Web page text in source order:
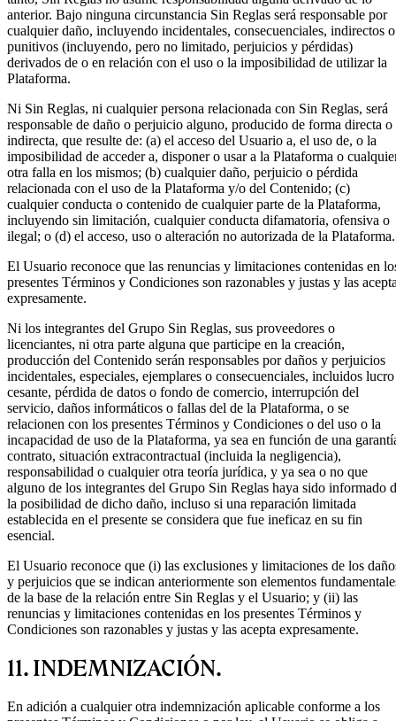
anterior. Bajo ninguna circunstancia Sin Reglas será responsable por
cualquier daño, incluyendo incidentales, consecuenciales, indirectos o
punitivos (incluyendo, pero no limitado, perjuicios y pérdidas)
derivados de o en relación con el uso o la imposibilidad de utilizar la
Plataforma.
Ni Sin Reglas, ni cualquier persona relacionada con Sin Reglas, será
responsable de daño o perjuicio alguno, producido de forma directa o
indirecta, que resulte de: (a) el acceso del Usuario a, el uso de, o la
imposibilidad de acceder a, disponer o usar a la Plataforma o
otra falla en los mismos; (b) cualquier daño, perjuicio o pérdida
relacionada con el uso de la Plataforma y/o del Contenido; (c)
cualquier conducta o contenido de cualquier parte de la Plataforma,
incluyendo sin limitación, cualquier conducta difamatoria, ofensiva o
ilegal; o (d) el acceso, uso o alteración no autorizada de la Plataforma.
El Usuario reconoce que las renuncias y limitaciones contenidas en
presentes Términos y Condiciones son razonables y justas y las
expresamente.
Ni los integrantes del Grupo Sin Reglas, sus proveedores o
licenciantes, ni otra parte alguna que participe en la creación,
producción del Contenido serán responsables por daños y perjuicios
incidentales, especiales, ejemplares o consecuenciales, incluidos lucro
cesante, pérdida de datos o fondo de comercio, interrupción del
servicio, daños informáticos o fallas del de la Plataforma, o se
relacionen con los presentes Términos y Condiciones o del uso o la
incapacidad de uso de la Plataforma, ya sea en función de una
contrato, situación extracontractual (incluida la negligencia),
responsabilidad o cualquier otra teoría jurídica, y ya sea o no que
alguno de los integrantes del Grupo Sin Reglas haya sido informado
la posibilidad de dicho daño, incluso si una reparación limitada
establecida en el presente se considera que fue ineficaz en su fin
esencial.
El Usuario reconoce que (i) las exclusiones y limitaciones de los
y perjuicios que se indican anteriormente son elementos
de la base de la relación entre Sin Reglas y el Usuario; y (ii) las
renuncias y limitaciones contenidas en los presentes Términos y
Condiciones son razonables y justas y las acepta expresamente.
11. INDEMNIZACIÓN.
En adición a cualquier otra indemnización aplicable conforme a los